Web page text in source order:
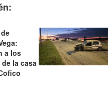
a los
la casa